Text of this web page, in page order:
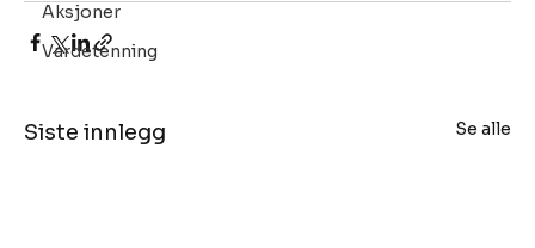
Aksjoner
Vardetenning
Siste innlegg Se alle